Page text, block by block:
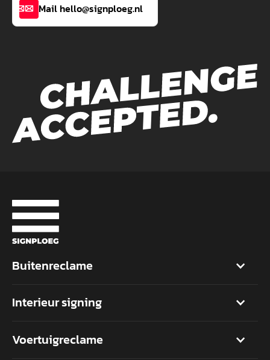
Mail hello@signploeg.nl
Buitenreclame
Interieur signing
Voertuigreclame